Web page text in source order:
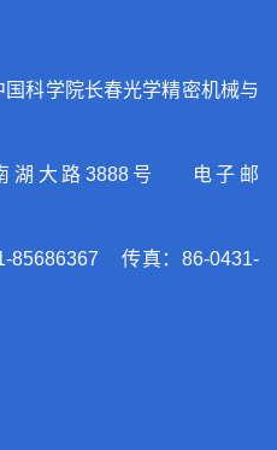
国科学院长春光学精密机械与
湖大路3888号 电子邮
85686367 传真：86-0431-